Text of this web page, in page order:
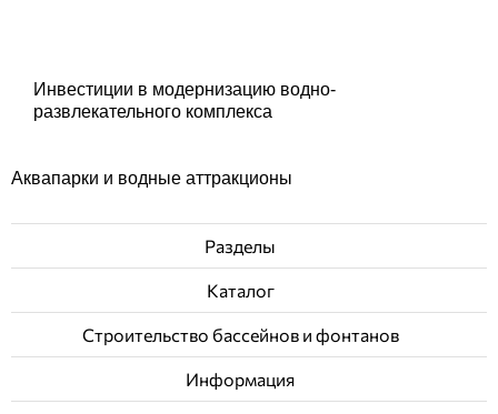
Инвестиции в модернизацию водно-
развлекательного комплекса
Аквапарки и водные аттракционы
Разделы
Каталог
Строительство бассейнов и фонтанов
Информация